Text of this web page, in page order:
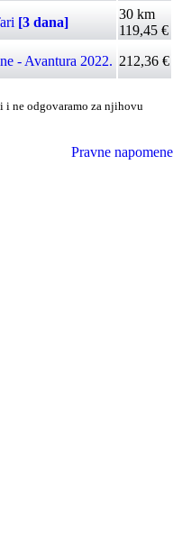
[3 dana]
30 km
119,45 €
- Avantura 2022. 212,36 €
i ne odgovaramo za njihovu
Pravne napomene